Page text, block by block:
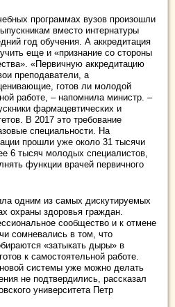
программах вузов произошли
вместо интернатуры
год обучения. А аккредитация
еще и «признание со стороны
«Первичную аккредитацию
преподаватели, а
готов ли молодой
работе, – напомнила министр. –
фармацевтических и
В 2017 это требование
специальности. На
прошли уже около 31 тысячи
6 тысяч молодых специалистов,
функции врачей первичного
одним из самых дискутируемых
охраны здоровья граждан.
сообщество и к отмене
сомневались в том, что
«затыкать дыры» в
к самостоятельной работе.
системы уже можно делать
не подтвердились, рассказал
университета Петр